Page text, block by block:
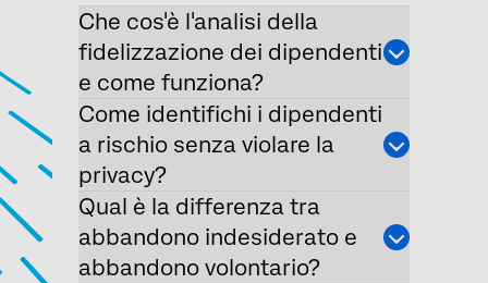
Che cos'è l'analisi della
fidelizzazione dei dipendenti
e come funziona?
Come identifichi i dipendenti
a rischio senza violare la
privacy?
Qual è la differenza tra
abbandono indesiderato e
abbandono volontario?